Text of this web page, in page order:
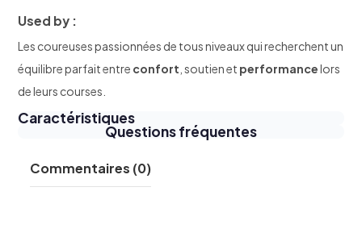
Used by :
Les coureuses passionnées de tous niveaux qui recherchent un
équilibre parfait entre confort , soutien et performancelors
de leurs courses.
Caractéristiques
Questions fréquentes
Commentaires (0)